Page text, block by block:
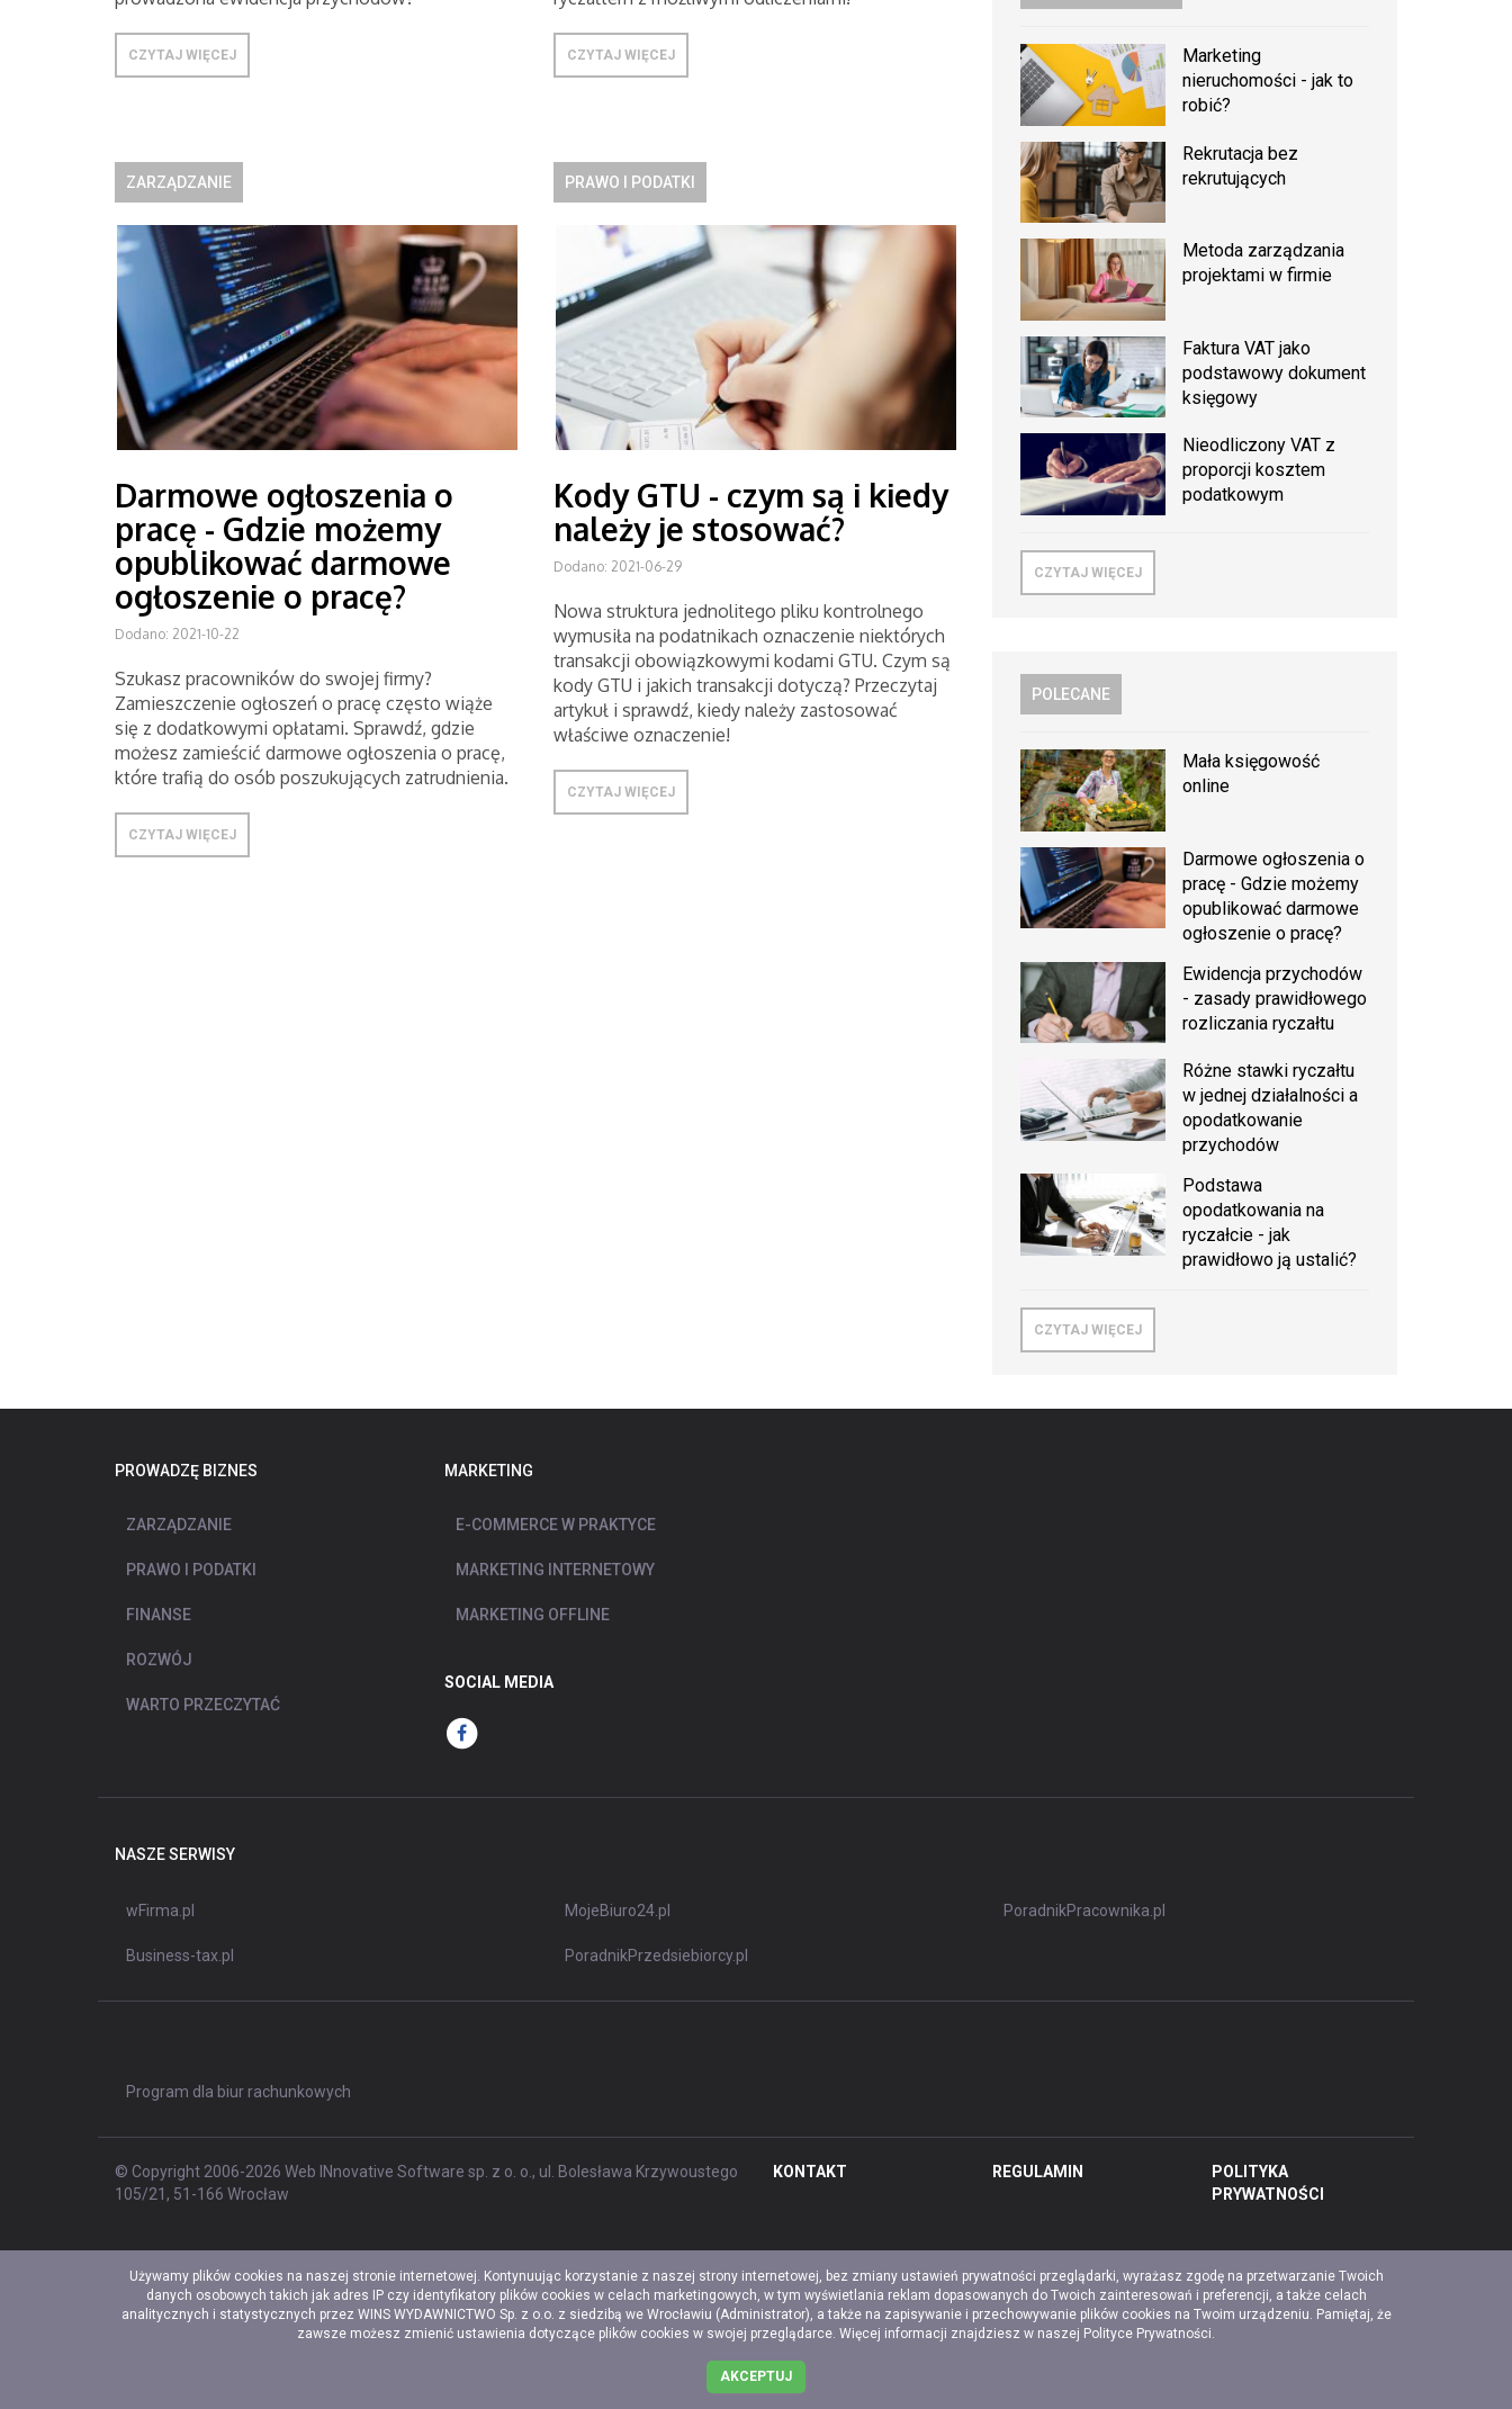
CZYTAJ WIĘCEJ CZYTAJ WIĘCEJ
ZARZĄDZANIE
Darmowe ogłoszenia o
pracę - Gdzie możemy
opublikować darmowe
ogłoszenie o pracę?
Dodano: 2021-10-22
Szukasz pracowników do swojej firmy?
Zamieszczenie ogłoszeń o pracę często wiąże
się z dodatkowymi opłatami. Sprawdź, gdzie
możesz zamieścić darmowe ogłoszenia o pracę,
które trafią do osób poszukujących zatrudnienia.
CZYTAJ WIĘCEJ
PRAWO I PODATKI
Kody GTU - czym są i kiedy
należy je stosować?
Dodano: 2021-06-29
Nowa struktura jednolitego pliku kontrolnego
wymusiła na podatnikach oznaczenie niektórych
transakcji obowiązkowymi kodami GTU. Czym są
kody GTU i jakich transakcji dotyczą? Przeczytaj
artykuł i sprawdź, kiedy należy zastosować
właściwe oznaczenie!
CZYTAJ WIĘCEJ
Marketing
nieruchomości - jak to
robić?
Rekrutacja bez
rekrutujących
Metoda zarządzania
projektami w firmie
Faktura VAT jako
podstawowy dokument
księgowy
Nieodliczony VAT z
proporcji kosztem
podatkowym
CZYTAJ WIĘCEJ
POLECANE
Mała księgowość
online
Darmowe ogłoszenia o
pracę - Gdzie możemy
opublikować darmowe
ogłoszenie o pracę?
Ewidencja przychodów
- zasady prawidłowego
rozliczania ryczałtu
Różne stawki ryczałtu
w jednej działalności a
opodatkowanie
przychodów
Podstawa
opodatkowania na
ryczałcie - jak
prawidłowo ją ustalić?
CZYTAJ WIĘCEJ
PROWADZĘ BIZNES
ZARZĄDZANIE
PRAWO I PODATKI
FINANSE
ROZWÓJ
WARTO PRZECZYTAĆ
MARKETING
E-COMMERCE W PRAKTYCE
MARKETING INTERNETOWY
MARKETING OFFLINE
SOCIAL MEDIA
NASZE SERWISY
wFirma.pl
Business-tax.pl
MojeBiuro24.pl
PoradnikPrzedsiebiorcy.pl
PoradnikPracownika.pl
Program dla biur rachunkowych
© Copyright 2006-2026 Web INnovative Software sp. z o. o., ul. Bolesława Krzywoustego
105/21, 51-166 Wrocław
KONTAKT REGULAMIN
POLITYKA
PRYWATNOŚCI
Używamy plików cookies na naszej stronie internetowej. Kontynuując korzystanie z naszej strony internetowej, bez zmiany ustawień prywatności przeglądarki, wyrażasz zgodę na przetwarzanie Twoich
danych osobowych takich jak adres IP czy identyfikatory plików cookies w celach marketingowych, w tym wyświetlania reklam dopasowanych do Twoich zainteresowań i preferencji, a także celach
analitycznych i statystycznych przez WINS WYDAWNICTWO Sp. z o.o. z siedzibą we Wrocławiu (Administrator), a także na zapisywanie i przechowywanie plików cookies na Twoim urządzeniu. Pamiętaj, że
zawsze możesz zmienić ustawienia dotyczące plików cookies w swojej przeglądarce. Więcej informacji znajdziesz w naszej Polityce Prywatności.
AKCEPTUJ